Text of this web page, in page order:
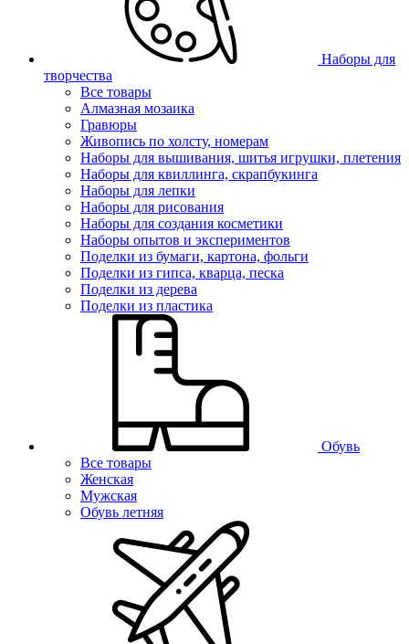
Наборы для
творчества
Все товары
Алмазная мозаика
Гравюры
Живопись по холсту, номерам
Наборы для вышивания, шитья игрушки, плетения
Наборы для квиллинга, скрапбукинга
Наборы для лепки
Наборы для рисования
Наборы для создания косметики
Наборы опытов и экспериментов
Поделки из бумаги, картона, фольги
Поделки из гипса, кварца, песка
Поделки из дерева
Поделки из пластика
Обувь
Все товары
Женская
Мужская
Обувь летняя